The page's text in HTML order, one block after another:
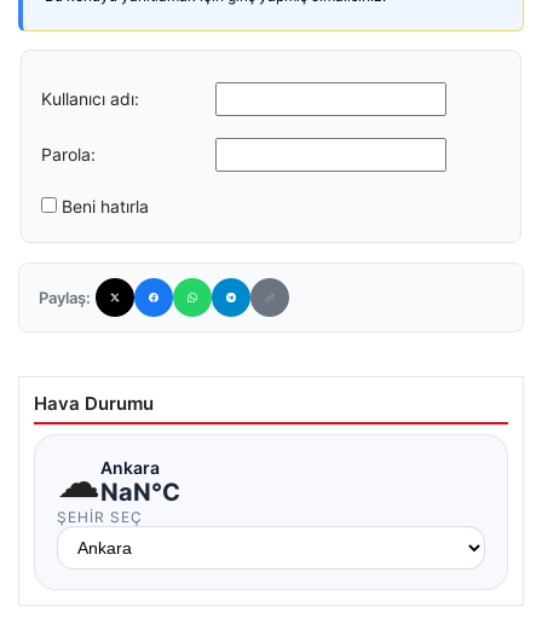
Kullanıcı adı:
Parola:
Beni hatırla
Paylaş:
Hava Durumu
☁Ankara
NaN°C
ŞEHIR SEÇ